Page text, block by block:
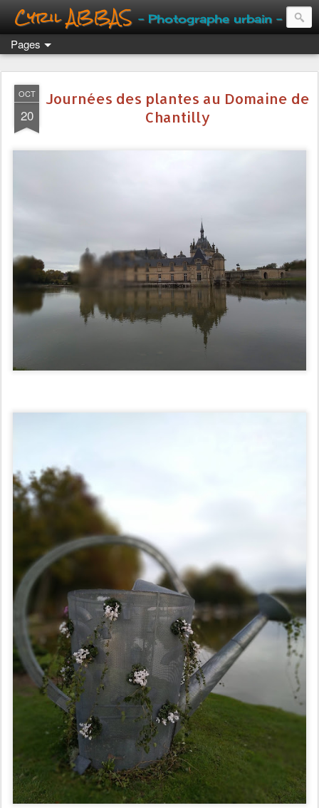
Cyril ABBAS - Photographe urbain -
Pages
OCT
20
Journées des plantes au Domaine de
Chantilly